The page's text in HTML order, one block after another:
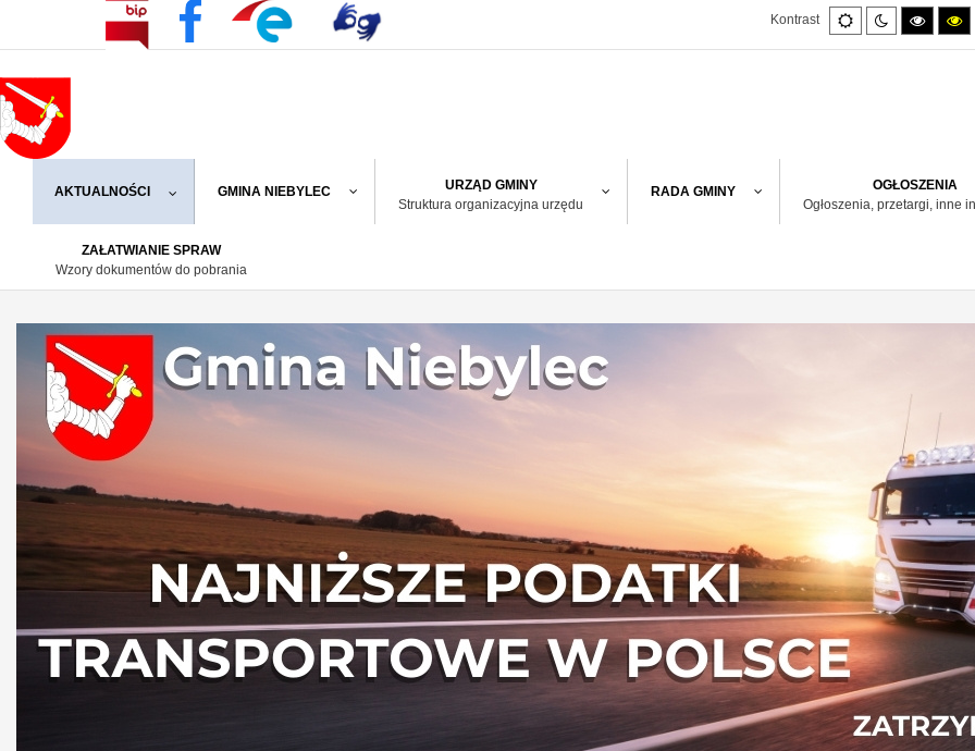
Kontrast
Default
mode
Night
mode
High
black/
AKTUALNOŚCI GMINA NIEBYLEC
URZĄD GMINY
Struktura organizacyjna urzędu
RADA GMINY
OGŁOSZENIA
Ogłoszenia, przetargi, inne
ZAŁATWIANIE SPRAW
Wzory dokumentów do pobrania